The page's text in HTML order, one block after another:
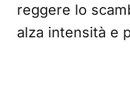
reggere lo
alza intensità e